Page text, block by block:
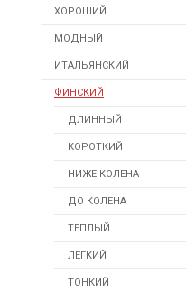
ХОРОШИЙ
МОДНЫЙ
ИТАЛЬЯНСКИЙ
ФИНСКИЙ
ДЛИННЫЙ
КОРОТКИЙ
НИЖЕ КОЛЕНА
ДО КОЛЕНА
ТЕПЛЫЙ
ЛЕГКИЙ
ТОНКИЙ